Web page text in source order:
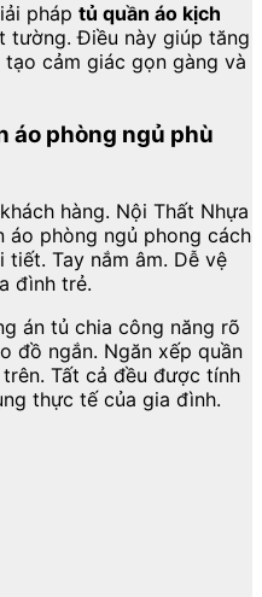
pháp tủ quần áo kịch
tường. Điều này giúp tăng
cảm giác gọn gàng và
áo phòng ngủ phù
hàng. Nội Thất Nhựa
áo phòng ngủ phong cách
tiết. Tay nắm âm. Dễ vệ
đình trẻ.
án tủ chia công năng rõ
đồ ngắn. Ngăn xếp quần
Tất cả đều được tính
thực tế của gia đình.